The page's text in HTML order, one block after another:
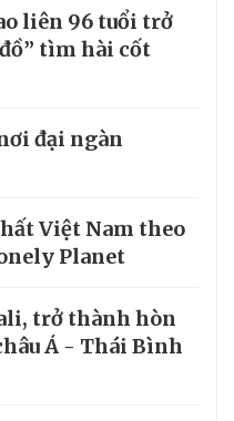
liên 96 tuổi trở
tìm hài cốt
đại ngàn
Việt Nam theo
Planet
trở thành hòn
Á - Thái Bình